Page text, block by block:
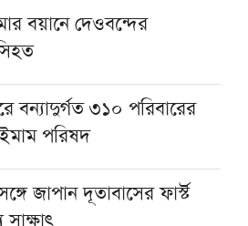
সাক্ষাতে বাবুনগর
মাআরিফের দুই ছাত্র
আবেদন
বয়ানে দেওবন্দের
বন্যাদুর্গত ৩১০ পরিবারের
পরিষদ
জাপান দূতাবাসের ফার্স্ট